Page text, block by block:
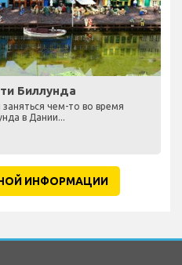
Биллунда
чем-то во время
в Дании...
ИНФОРМАЦИИ